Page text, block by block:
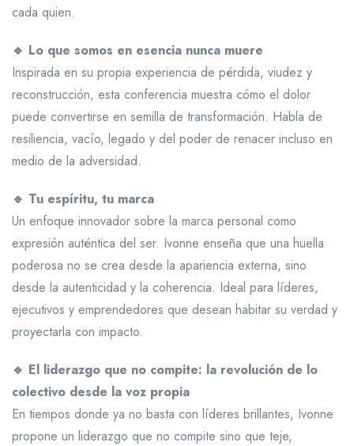
cada quien.
🔹 Lo que somos en esencia nunca muere
Inspirada en su propia experiencia de pérdida, viudez y
reconstrucción, esta conferencia muestra cómo el dolor
puede convertirse en semilla de transformación. Habla de
resiliencia, vacío, legado y del poder de renacer incluso en
medio de la adversidad.
🔹 Tu espíritu, tu marca
Un enfoque innovador sobre la marca personal como
expresión auténtica del ser. Ivonne enseña que una huella
poderosa no se crea desde la apariencia externa, sino
desde la autenticidad y la coherencia. Ideal para líderes,
ejecutivos y emprendedores que desean habitar su verdad y
proyectarla con impacto.
🔹 El liderazgo que no compite: la revolución de lo
colectivo desde la voz propia
En tiempos donde ya no basta con líderes brillantes, Ivonne
propone un liderazgo que no compite sino que teje,